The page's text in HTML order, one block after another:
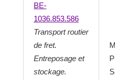
BE-
1036.853.586
Transport routier
de fret.
Entreposage et
stockage.